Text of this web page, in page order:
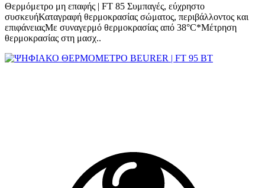
Θερμόμετρο μη επαφής | FT 85 Συμπαγές, εύχρηστο
συσκευήΚαταγραφή θερμοκρασίας σώματος, περιβάλλοντος και
επιφάνειαςΜε συναγερμό θερμοκρασίας από 38°C*Μέτρηση
θερμοκρασίας στη μασχ..